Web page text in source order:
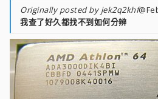
Originally posted by jek2q2khf
我查了好久都找不到如何分辨